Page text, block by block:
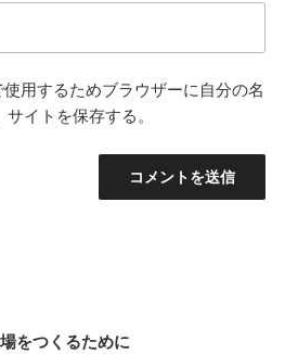
用するためブラウザーに自分の名
イトを保存する。
をつくるために